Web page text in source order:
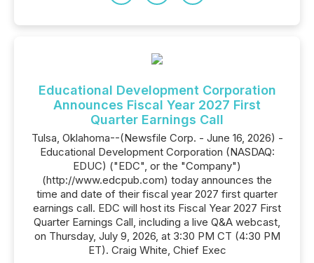
Educational Development Corporation
Announces Fiscal Year 2027 First
Quarter Earnings Call
Tulsa, Oklahoma--(Newsfile Corp. - June 16, 2026) -
Educational Development Corporation (NASDAQ:
EDUC) ("EDC", or the "Company")
(http://www.edcpub.com) today announces the
time and date of their fiscal year 2027 first quarter
earnings call. EDC will host its Fiscal Year 2027 First
Quarter Earnings Call, including a live Q&A webcast,
on Thursday, July 9, 2026, at 3:30 PM CT (4:30 PM
ET). Craig White, Chief Exec